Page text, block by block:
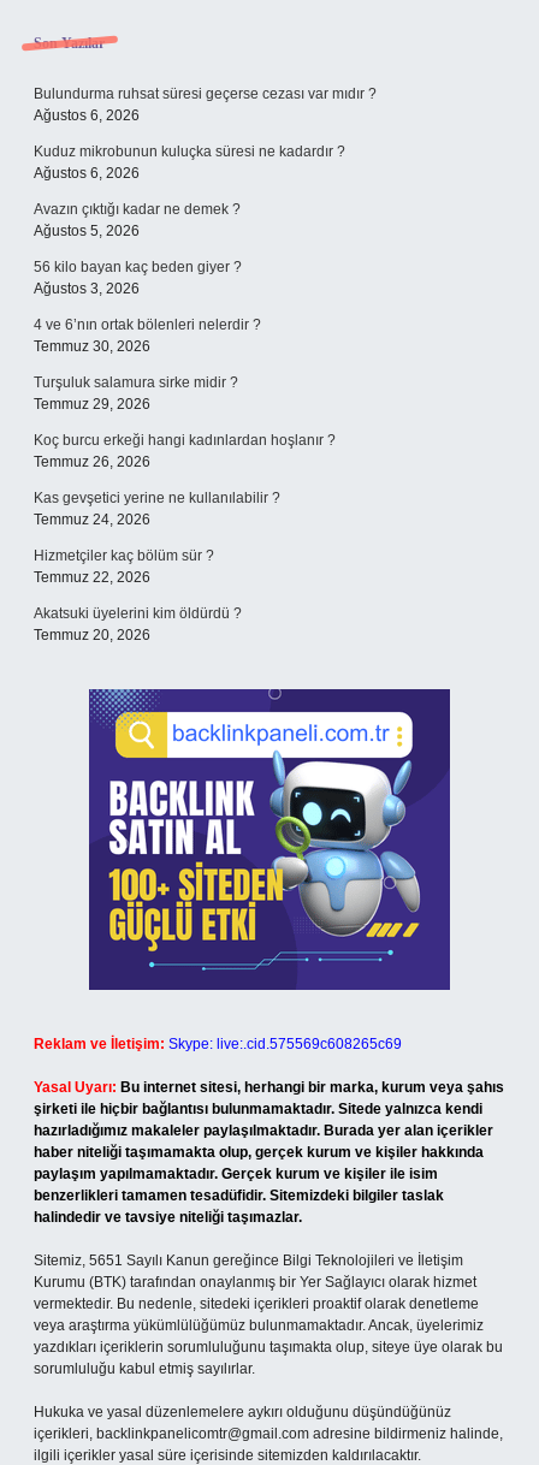
Sidebar
Son Yazılar
Bulundurma ruhsat süresi geçerse cezası var mıdır ?
Ağustos 6, 2026
Kuduz mikrobunun kuluçka süresi ne kadardır ?
Ağustos 6, 2026
Avazın çıktığı kadar ne demek ?
Ağustos 5, 2026
56 kilo bayan kaç beden giyer ?
Ağustos 3, 2026
4 ve 6’nın ortak bölenleri nelerdir ?
Temmuz 30, 2026
Turşuluk salamura sirke midir ?
Temmuz 29, 2026
Koç burcu erkeği hangi kadınlardan hoşlanır ?
Temmuz 26, 2026
Kas gevşetici yerine ne kullanılabilir ?
Temmuz 24, 2026
Hizmetçiler kaç bölüm sür ?
Temmuz 22, 2026
Akatsuki üyelerini kim öldürdü ?
Temmuz 20, 2026
Reklam ve İletişim: Skype: live:.cid.575569c608265c69
Yasal Uyarı: Bu internet sitesi, herhangi bir marka, kurum veya şahıs
şirketi ile hiçbir bağlantısı bulunmamaktadır. Sitede yalnızca kendi
hazırladığımız makaleler paylaşılmaktadır. Burada yer alan içerikler
haber niteliği taşımamakta olup, gerçek kurum ve kişiler hakkında
paylaşım yapılmamaktadır. Gerçek kurum ve kişiler ile isim
benzerlikleri tamamen tesadüfidir. Sitemizdeki bilgiler taslak
halindedir ve tavsiye niteliği taşımazlar.
Sitemiz, 5651 Sayılı Kanun gereğince Bilgi Teknolojileri ve İletişim
Kurumu (BTK) tarafından onaylanmış bir Yer Sağlayıcı olarak hizmet
vermektedir. Bu nedenle, sitedeki içerikleri proaktif olarak denetleme
veya araştırma yükümlülüğümüz bulunmamaktadır. Ancak, üyelerimiz
yazdıkları içeriklerin sorumluluğunu taşımakta olup, siteye üye olarak bu
sorumluluğu kabul etmiş sayılırlar.
Hukuka ve yasal düzenlemelere aykırı olduğunu düşündüğünüz
içerikleri, backlinkpanelicomtr@gmail.com adresine bildirmeniz halinde,
ilgili içerikler yasal süre içerisinde sitemizden kaldırılacaktır.